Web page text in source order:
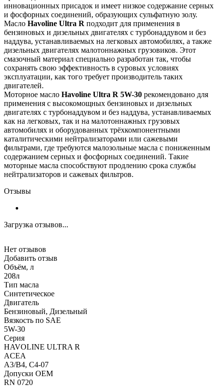
инновационных присадок и имеет низкое содержание серных
и фосфорных соединений, образующих сульфатную золу.
Масло Havoline Ultra R подходит для применения в
бензиновых и дизельных двигателях с турбонаддувом и без
наддува, устанавливаемых на легковых автомобилях, а также
дизельных двигателях малотоннажных грузовиков. Этот
смазочный материал специально разработан так, чтобы
сохранять свою эффективность в суровых условиях
эксплуатации, как того требует производитель таких
двигателей.
Моторное масло Havoline Ultra R 5W-30 рекомендовано для
применения с высокомощных бензиновых и дизельных
двигателях с турбонаддувом и без наддува, устанавливаемых
как на легковых, так и на малотоннажных грузовых
автомобилях и оборудованных трёхкомпонентными
каталитическими нейтрализаторами или сажевыми
фильтрами, где требуются малозольные масла с пониженным
содержанием серных и фосфорных соединений. Такие
моторные масла способствуют продлению срока службы
нейтрализаторов и сажевых фильтров.
Отзывы
Загрузка отзывов...
Нет отзывов
Добавить отзыв
Объём, л
208л
Тип масла
Синтетическое
Двигатель
Бензиновый, Дизельный
Вязкость по SAE
5W-30
Серия
HAVOLINE ULTRA R
ACEA
A3/B4, C4-07
Допуски OEM
RN 0720